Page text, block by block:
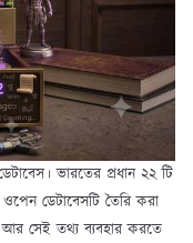
ভারতের প্রধান ২২ টি
ডেটাবেসটি তৈরি করা
সেই তথ্য ব্যবহার করতে